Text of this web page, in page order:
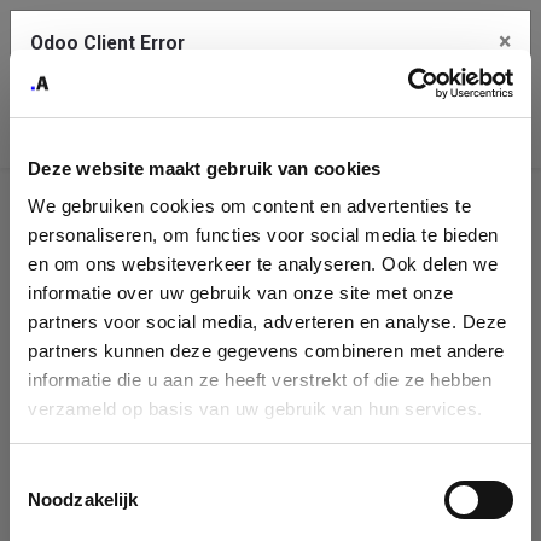
Deze website maakt gebruik van cookies
We gebruiken cookies om content en advertenties te
personaliseren, om functies voor social media te bieden
en om ons websiteverkeer te analyseren. Ook delen we
informatie over uw gebruik van onze site met onze
partners voor social media, adverteren en analyse. Deze
partners kunnen deze gegevens combineren met andere
informatie die u aan ze heeft verstrekt of die ze hebben
verzameld op basis van uw gebruik van hun services.
Noodzakelijk
Company
Identification
Please fill in your company details
You can search a company in our database by name, VAT or
enterprise ID. When a company is selected it will auto-complete the
form. If you don't find your company in our database, you can create
Odoo Client Error ×
service.
See details
Ok